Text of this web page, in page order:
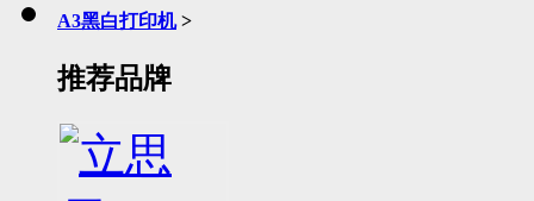
A3黑白打印机 >
推荐品牌